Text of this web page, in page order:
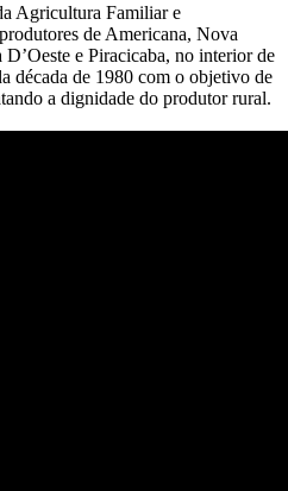
Agricultura Familiar e
de Americana, Nova
e Piracicaba, no interior de
década de 1980 com o objetivo de
a dignidade do produtor rural.